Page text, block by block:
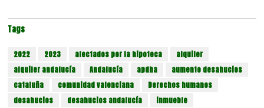
Tags
2022 2023 afectados por la hipoteca
alquiler
alquiler andalucía
Andalucía apdha
aumento desahucios
cataluña
comunidad valenciana
Derechos humanos
desahucios
desahucios andalucía
inmueble